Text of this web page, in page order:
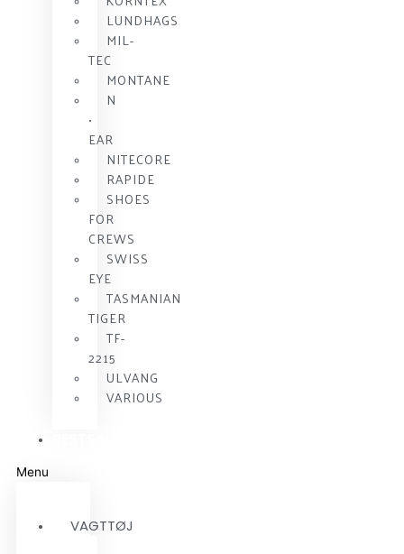
LUNDHAGS
MIL-
TEC
MONTANE
N
•
EAR
NITECORE
RAPIDE
SHOES
FOR
CREWS
SWISS
EYE
TASMANIAN
TIGER
TF-
2215
ULVANG
VARIOUS
Menu
VAGTTØJ